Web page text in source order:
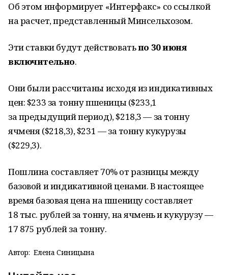
Об этом информирует «Интерфакс» со ссылкой
на расчет, представленный Минсельхозом.
Эти ставки будут действоватьпо 30 июня
включительно.
Они были рассчитаны исходя из индикативных
цен: $233 за тонну пшеницы ($233,1
за предыдущий период), $218,3 — за тонну
ячменя ($218,3), $231 — за тонну кукурузы
($229,3).
Пошлина составляет 70% от разницы между
базовой и индикативной ценами. В настоящее
время базовая цена на пшеницу составляет
18 тыс. рублей за тонну, на ячмень и кукурузу —
17 875 рублей за тонну.
Автор: Елена Синицына